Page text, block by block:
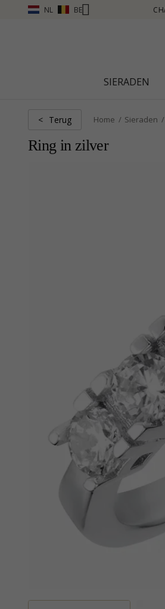
NL BE
MEER - KLIK HIER
SIERADEN
< Terug Home Sieraden
Ring in zilver